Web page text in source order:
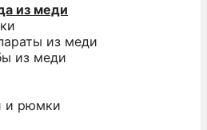
из меди
из меди
из меди
и рюмки